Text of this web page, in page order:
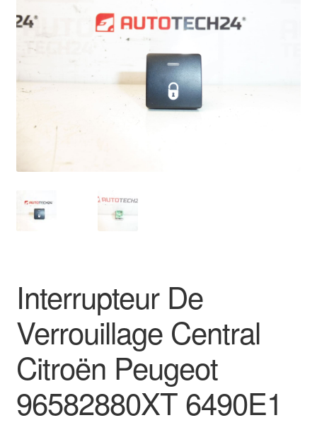
Paiements
Panier
Procédure de Réclamation
Termes et conditions
Interrupteur De
Verrouillage Central
Citroën Peugeot
96582880XT 6490E1